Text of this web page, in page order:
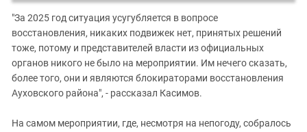
"За 2025 год ситуация усугубляется в вопросе
восстановления, никаких подвижек нет, принятых решений
тоже, потому и представителей власти из официальных
органов никого не было на мероприятии. Им нечего сказать,
более того, они и являются блокираторами восстановления
Ауховского района", - рассказал Касимов.
На самом мероприятии, где, несмотря на непогоду, собралось